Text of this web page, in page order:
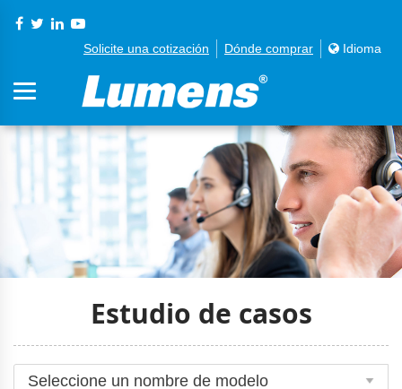
Solicite una cotización Dónde comprar Idioma
Estudio de casos